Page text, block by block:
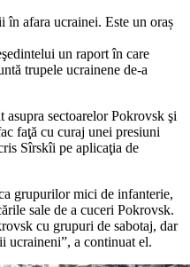
afara ucrainei. Este un oraș
un raport în care
trupele ucrainene de-a
asupra sectoarelor Pokrovsk şi
faţă cu curaj unei presiuni
Sîrskîi pe aplicaţia de
grupurilor mici de infanterie,
sale de a cuceri Pokrovsk.
cu grupuri de sabotaj, dar
ucraineni”, a continuat el.